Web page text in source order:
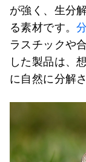
が強く、生分
る素材です。
ラスチックや
した製品は、
に自然に分解